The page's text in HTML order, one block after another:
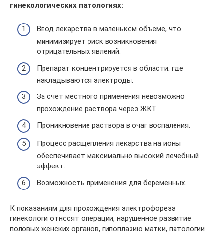
гинекологических патологиях:
Ввод лекарства в маленьком объеме, что
минимизирует риск возникновения
отрицательных явлений.
Препарат концентрируется в области, где
накладываются электроды.
За счет местного применения невозможно
прохождение раствора через ЖКТ.
Проникновение раствора в очаг воспаления.
Процесс расщепления лекарства на ионы
обеспечивает максимально высокий лечебный
эффект.
Возможность применения для беременных.
К показаниям для прохождения электрофореза
гинекологи относят операции, нарушенное развитие
половых женских органов, гипоплазию матки, патологии